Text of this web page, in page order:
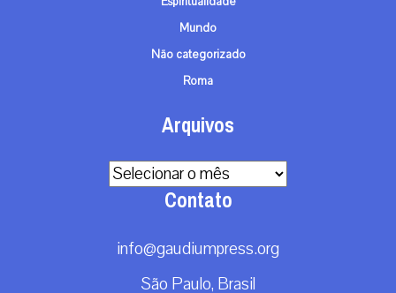
Mundo
Não categorizado
Roma
Arquivos
Arquivos
Contato
info@gaudiumpress.org
São Paulo, Brasil